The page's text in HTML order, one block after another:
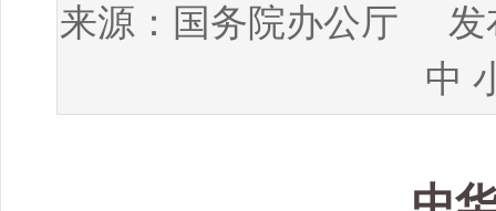
来源： 国务院办公厅 发
中